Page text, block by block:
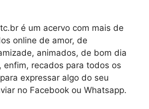
é um acervo com mais de
online de amor, de
animados, de bom dia
enfim, recados para todos os
expressar algo do seu
no Facebook ou Whatsapp.